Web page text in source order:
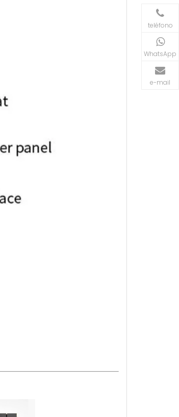
teléfono
WhatsApp
e-mail